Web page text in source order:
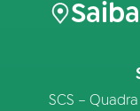
SCS –